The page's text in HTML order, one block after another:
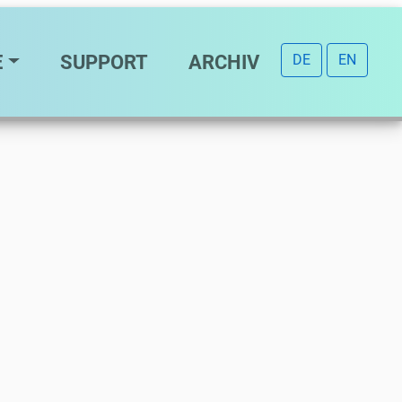
SUPPORT ARCHIV DE EN